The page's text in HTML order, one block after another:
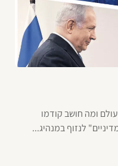
ומה חושב קודמו
לנזוף במנהיג...